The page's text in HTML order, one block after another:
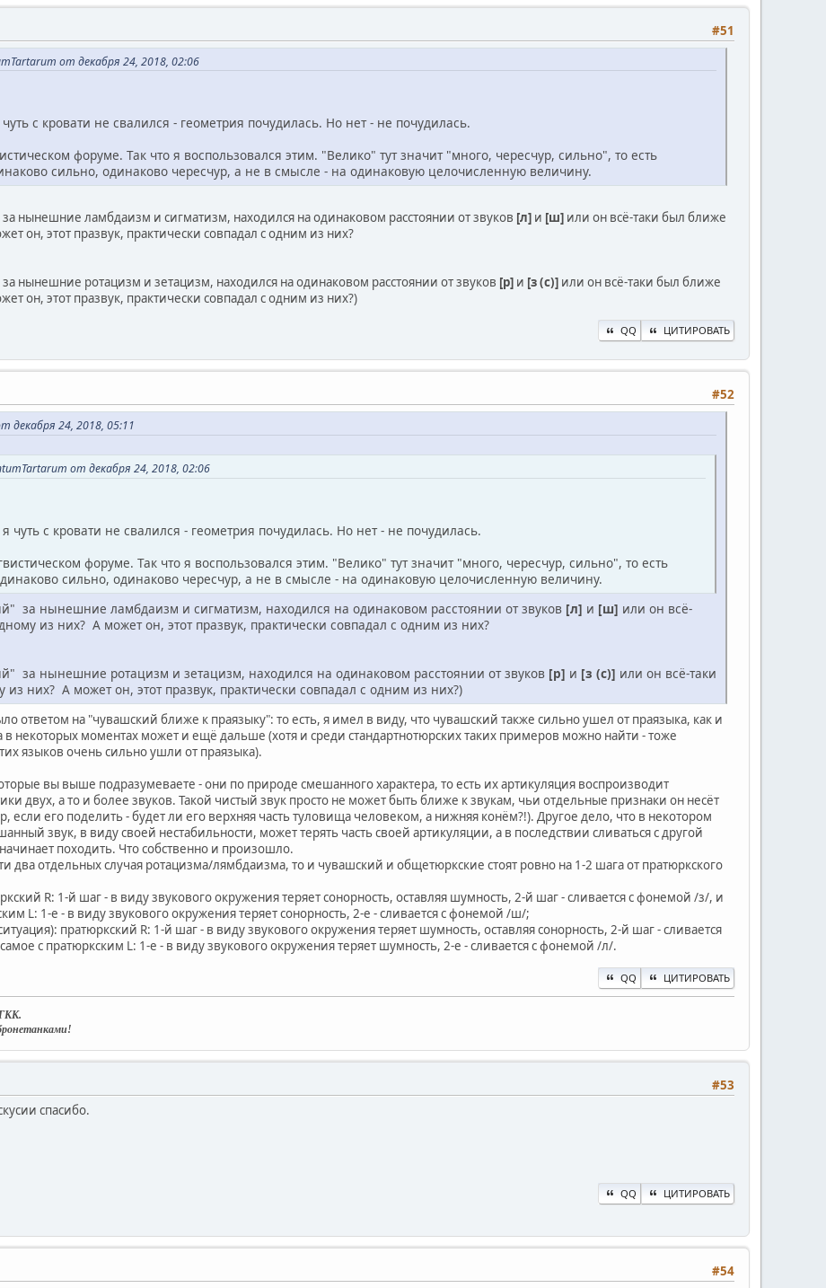
#51
от декабря 24, 2018, 02:06
с кровати не свалился - геометрия почудилась. Но нет - не почудилась.
форуме. Так что я воспользовался этим. "Велико" тут значит "много, чересчур, сильно", то есть
сильно, одинаково чересчур, а не в смысле - на одинаковую целочисленную величину.
нынешние ламбдаизм и сигматизм, находился на одинаковом расстоянии от звуков [л] и [ш] или он всё-таки был ближе
он, этот празвук, практически совпадал с одним из них?
нынешние ротацизм и зетацизм, находился на одинаковом расстоянии от звуков [р] и [з (с)] или он всё-таки был ближе
он, этот празвук, практически совпадал с одним из них?)
QQ ЦИТИРОВАТЬ
#52
декабря 24, 2018, 05:11
от декабря 24, 2018, 02:06
чуть с кровати не свалился - геометрия почудилась. Но нет - не почудилась.
форуме. Так что я воспользовался этим. "Велико" тут значит "много, чересчур, сильно", то есть
сильно, одинаково чересчур, а не в смысле - на одинаковую целочисленную величину.
за нынешние ламбдаизм и сигматизм, находился на одинаковом расстоянии от звуков [л] и [ш] или он всё-
из них? А может он, этот празвук, практически совпадал с одним из них?
за нынешние ротацизм и зетацизм, находился на одинаковом расстоянии от звуков [р] и [з (с)] или он всё-таки
них? А может он, этот празвук, практически совпадал с одним из них?)
ответом на "чувашский ближе к праязыку": то есть, я имел в виду, что чувашский также сильно ушел от праязыка, как и
в некоторых моментах может и ещё дальше (хотя и среди стандартнотюрских таких примеров можно найти - тоже
языков очень сильно ушли от праязыка).
вы выше подразумеваете - они по природе смешанного характера, то есть их артикуляция воспроизводит
двух, а то и более звуков. Такой чистый звук просто не может быть ближе к звукам, чьи отдельные признаки он несёт
если его поделить - будет ли его верхняя часть туловища человеком, а нижняя конём?!). Другое дело, что в некотором
звук, в виду своей нестабильности, может терять часть своей артикуляции, а в последствии сливаться с другой
походить. Что собственно и произошло.
два отдельных случая ротацизма/лямбдаизма, то и чувашский и общетюркские стоят ровно на 1-2 шага от пратюркского
R: 1-й шаг - в виду звукового окружения теряет сонорность, оставляя шумность, 2-й шаг - сливается с фонемой /з/, и
L: 1-е - в виду звукового окружения теряет сонорность, 2-е - сливается с фонемой /ш/;
пратюркский R: 1-й шаг - в виду звукового окружения теряет шумность, оставляя сонорность, 2-й шаг - сливается
с пратюркским L: 1-е - в виду звукового окружения теряет шумность, 2-е - сливается с фонемой /л/.
QQ ЦИТИРОВАТЬ
#53
спасибо.
QQ ЦИТИРОВАТЬ
#54